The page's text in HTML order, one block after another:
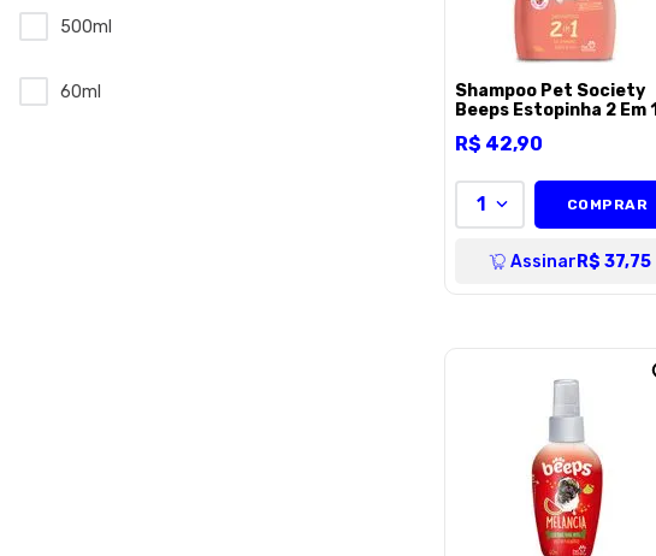
500ml
60ml
Shampoo Pet Society
Beeps Estopinha 2 Em 1
500ml
R$ 42,90
1 COMPRAR
Assinar R$ 37,75